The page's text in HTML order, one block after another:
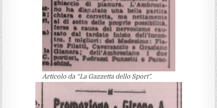
Articolo da “La Gazzetta dello Sport”.